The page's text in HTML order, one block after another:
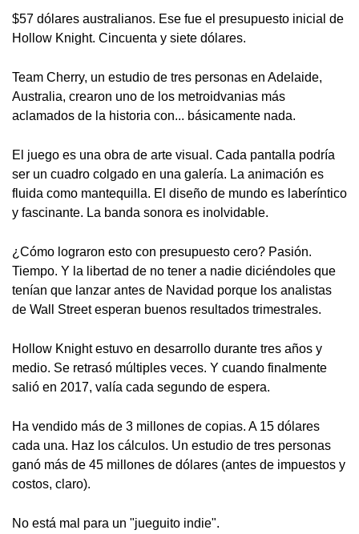
$57 dólares australianos. Ese fue el presupuesto inicial de
Hollow Knight. Cincuenta y siete dólares.
Team Cherry, un estudio de tres personas en Adelaide,
Australia, crearon uno de los metroidvanias más
aclamados de la historia con... básicamente nada.
El juego es una obra de arte visual. Cada pantalla podría
ser un cuadro colgado en una galería. La animación es
fluida como mantequilla. El diseño de mundo es laberíntico
y fascinante. La banda sonora es inolvidable.
¿Cómo lograron esto con presupuesto cero? Pasión.
Tiempo. Y la libertad de no tener a nadie diciéndoles que
tenían que lanzar antes de Navidad porque los analistas
de Wall Street esperan buenos resultados trimestrales.
Hollow Knight estuvo en desarrollo durante tres años y
medio. Se retrasó múltiples veces. Y cuando finalmente
salió en 2017, valía cada segundo de espera.
Ha vendido más de 3 millones de copias. A 15 dólares
cada una. Haz los cálculos. Un estudio de tres personas
ganó más de 45 millones de dólares (antes de impuestos y
costos, claro).
No está mal para un "jueguito indie".